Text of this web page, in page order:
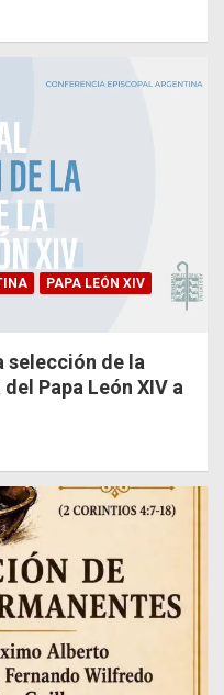
PAPA LEÓN XIV
selección de la
Papa León XIV a